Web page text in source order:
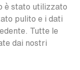
è stato utilizzato
pulito e i dati
Tutte le
dai nostri